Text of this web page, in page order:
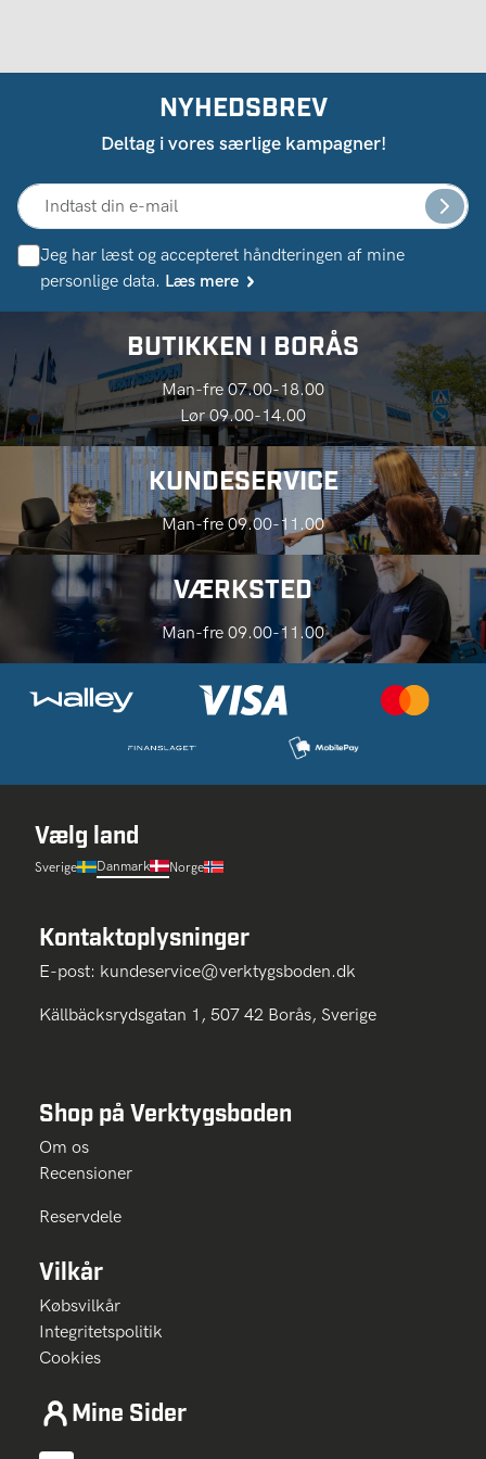
NYHEDSBREV
Deltag i vores særlige kampagner!
Jeg har læst og accepteret håndteringen af ​​mine
personlige data. Læs mere
BUTIKKEN I BORÅS
Man-fre 07.00-18.00
Lør 09.00-14.00
KUNDESERVICE
Man-fre 09.00-11.00
VÆRKSTED
Man-fre 09.00-11.00
Vælg land
Sverige Danmark Norge
Kontaktoplysninger
E-post: kundeservice@verktygsboden.dk
Källbäcksrydsgatan 1, 507 42 Borås, Sverige
Shop på Verktygsboden
Om os
Recensioner
Reservdele
Vilkår
Købsvilkår
Integritetspolitik
Cookies
Mine Sider